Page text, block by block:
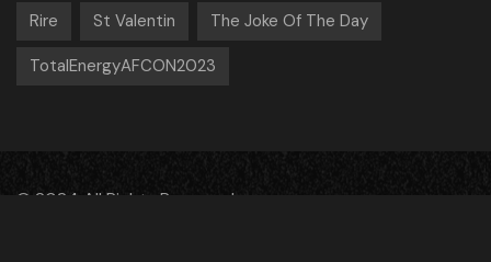
Rire St Valentin The Joke Of The Day
TotalEnergyAFCON2023
© 2024 All Rights Reserved